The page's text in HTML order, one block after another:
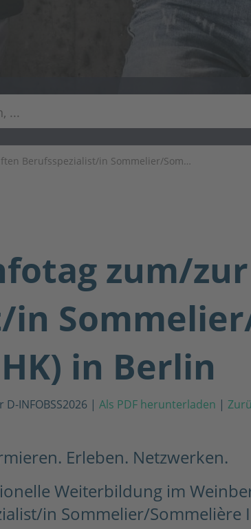
in Sommelier/Sommelière (IHK) in Berlin
zum/
in
in Berlin
INFOBSS2026 | Als PDF herunterladen |
Erleben. Netzwerken.
Weiterbildung im
in Sommelier/Sommelière